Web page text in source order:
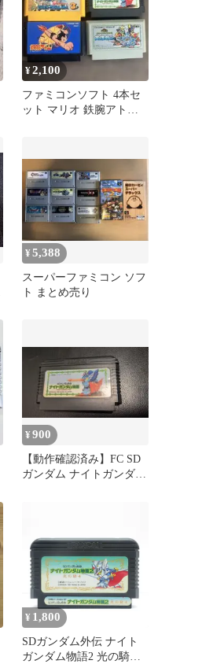
¥2,100
ファミコンソフト 4本セ
ット マリオ 鉄腕アトム
¥5,388
スーパーファミコン ソフ
ト まとめ売り
¥900
【動作確認済み】FC SD
ガンダム ナイトガンダム
¥ 1,800
SDガンダム外伝 ナイト
ガンダム物語2 光の騎